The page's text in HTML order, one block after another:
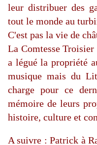
leur distribuer des
tout le monde au
C'est pas la vie de
La Comtesse
a légué la propriété
musique mais du
charge pour ce
mémoire de leurs
histoire, culture et
A suivre : Patrick à